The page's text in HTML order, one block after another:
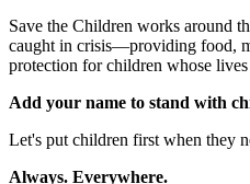
Save the Children works around
caught in crisis—providing food,
protection for children whose
Add your name to stand with
Let's put children first when they
Always. Everywhere.